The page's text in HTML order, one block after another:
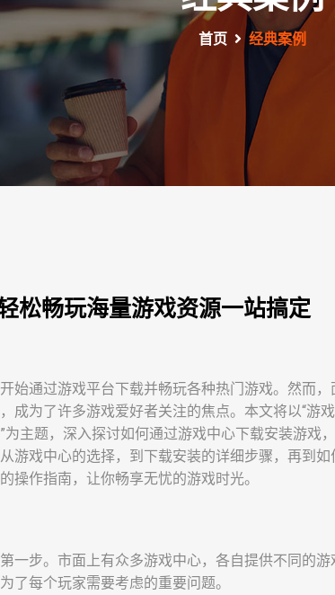
首页 经典案例
松畅玩海量游戏资源一站搞定
始通过游戏平台下载并畅玩各种热门游戏。然而
成为了许多游戏爱好者关注的焦点。本文将以“游
主题，深入探讨如何通过游戏中心下载安装游戏
游戏中心的选择，到下载安装的详细步骤，再到
操作指南，让你畅享无忧的游戏时光。
一步。市面上有众多游戏中心，各自提供不同的
了每个玩家需要考虑的重要问题。